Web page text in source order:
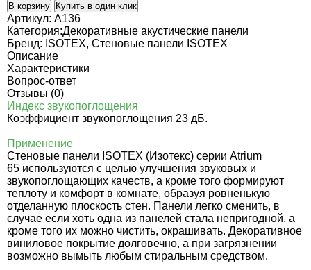
В корзину Купить в один клик
Артикул: A136
Категория:Декоративные акустические панели
Бренд: ISOTEX, Стеновые панели ISOTEX
Описание
Характеристики
Вопрос-ответ
Отзывы (0)
Индекс звукопоглощения
Коэффициент звукопоглощения 23 дБ.
Применение
Стеновые панели ISOTEX (Изотекс) серии Atrium
65 используются с целью улучшения звуковых и
звукопоглощающих качеств, а кроме того формируют
теплоту и комфорт в комнате, образуя ровненькую
отделанную плоскость стен. Панели легко сменить, в
случае если хоть одна из панелей стала непригодной, а
кроме того их можно чистить, окрашивать. Декоративное
виниловое покрытие долговечно, а при загрязнении
возможно вымыть любым стиральным средством.